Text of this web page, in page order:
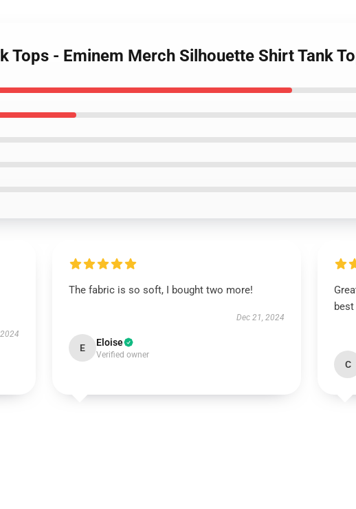
Tops - Eminem Merch Silhouette Shirt Tank
The fabric is so soft, I bought two more!
Dec 21, 2024
E Eloise
Verified owner
C